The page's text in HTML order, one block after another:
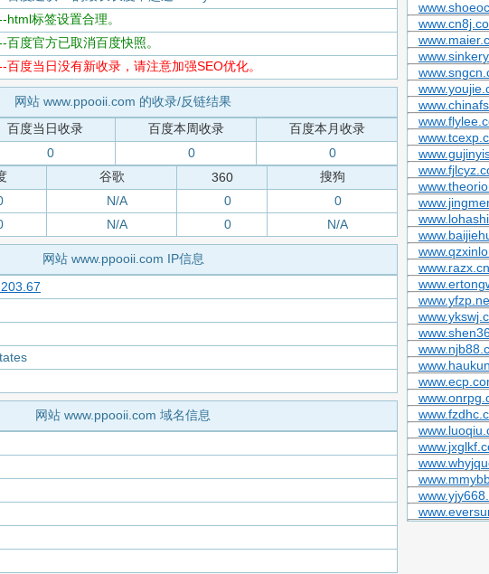
html标签设置合理。
百度官方已取消百度快照。
百度当日没有新收录，请注意加强SEO优化。
网站 www.ppooii.com 的收录/反链结果
百度当日收录 百度本周收录
百度本月收录
0 0
0
谷歌 360
搜狗
N/A 0
0
N/A 0 N/A
网站 www.ppooii.com IP信息
网站 www.ppooii.com 域名信息
www.razx.cn